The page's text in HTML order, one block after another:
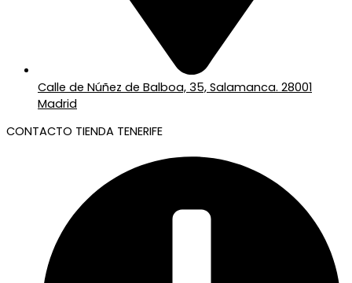
Calle de Núñez de Balboa, 35, Salamanca. 28001
Madrid
CONTACTO TIENDA TENERIFE